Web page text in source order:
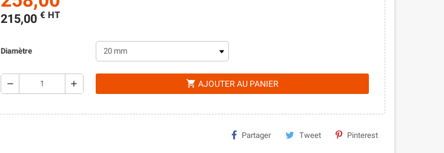
215,00 € HT
Diamètre
remove add shopping_cart AJOUTER AU PANIER
Partager Tweet Pinterest